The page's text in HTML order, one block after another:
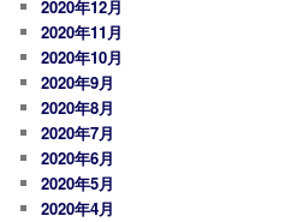
2020年12月
2020年11月
2020年10月
2020年9月
2020年8月
2020年7月
2020年6月
2020年5月
2020年4月